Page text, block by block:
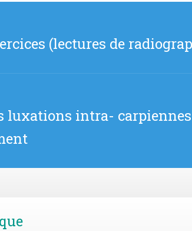
(lectures de
luxations intra-